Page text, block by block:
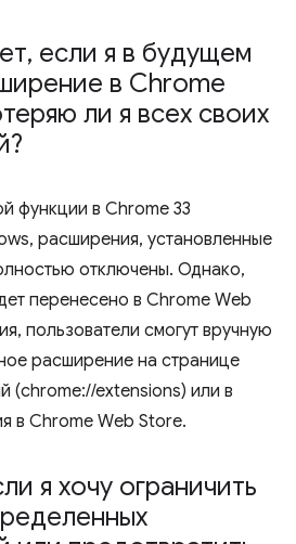
, если я в будущем
в Chrome
ли я всех своих
функции в Chrome 33
расширения, установленные
отключены. Однако,
перенесено в Chrome Web
пользователи смогут вручную
расширение на странице
(chrome://extensions) или в
в Chrome Web Store.
я хочу ограничить